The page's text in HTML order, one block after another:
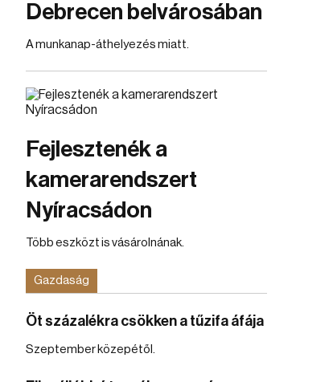
Debrecen belvárosában
A munkanap-áthelyezés miatt.
Fejlesztenék a
kamerarendszert
Nyíracsádon
Több eszközt is vásárolnának.
Gazdaság
Öt százalékra csökken a tűzifa áfája
Szeptember közepétől.